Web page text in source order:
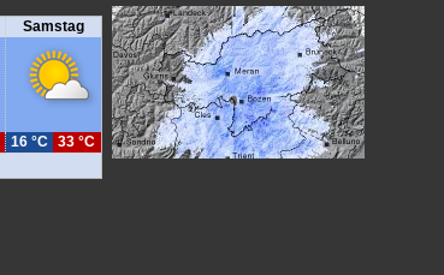
Samstag
16 °C 33 °C